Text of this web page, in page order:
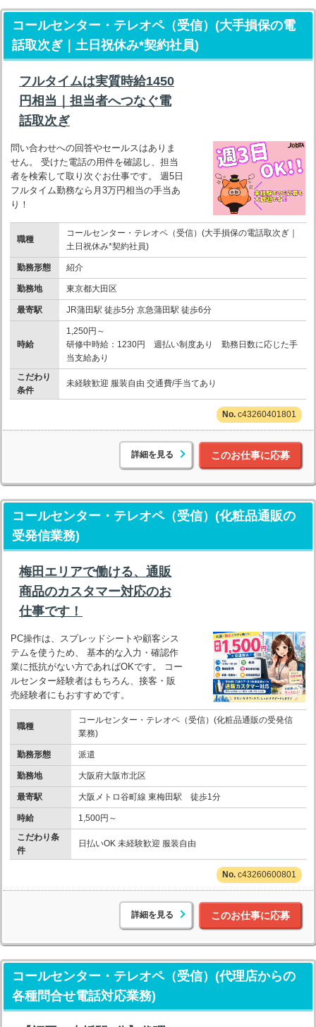
コールセンター・テレオペ（受信）(大手損保の電
話取次ぎ｜土日祝休み*契約社員)
フルタイムは実質時給1450
円相当｜担当者へつなぐ電
話取次ぎ
問い合わせへの回答やセールスはありま
せん。 受けた電話の用件を確認し、担当
者を検索して取り次ぐお仕事です。 週5日
フルタイム勤務なら月3万円相当の手当あ
り！
職種
コールセンター・テレオペ（受信）(大手損保の電話取次ぎ｜
土日祝休み*契約社員)
勤務形態 紹介
勤務地 東京都大田区
最寄駅 JR蒲田駅 徒歩5分 京急蒲田駅 徒歩6分
時給
1,250円～
研修中時給：1230円 週払い制度あり 勤務日数に応じた手
当支給あり
こだわり
条件
未経験歓迎 服装自由 交通費/手当てあり
c43260401801
詳細を見る このお仕事に応募
コールセンター・テレオペ（受信）(化粧品通販の
受発信業務)
梅田エリアで働ける、通販
商品のカスタマー対応のお
仕事です！
PC操作は、スプレッドシートや顧客シス
テムを使うため、 基本的な入力・確認作
業に抵抗がない方であればOKです。 コー
ルセンター経験者はもちろん、接客・販
売経験者にもおすすめです。
職種
コールセンター・テレオペ（受信）(化粧品通販の受発信
業務)
勤務形態 派遣
勤務地 大阪府大阪市北区
最寄駅 大阪メトロ谷町線 東梅田駅 徒歩1分
時給
1,500円～
こだわり条
件
日払いOK 未経験歓迎 服装自由
c43260600801
詳細を見る このお仕事に応募
コールセンター・テレオペ（受信）(代理店からの
各種問合せ電話対応業務)